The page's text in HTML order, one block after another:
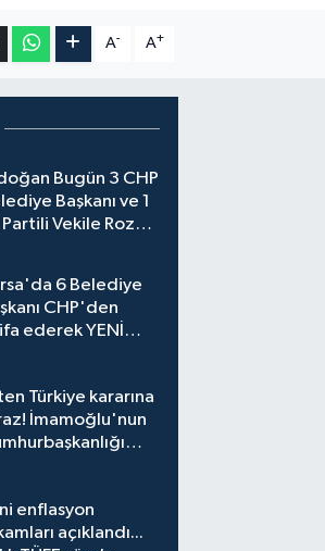
A- A+
Bugün 3 CHP
Başkanı ve 1
Partili Vekile Rozet
6 Belediye
CHP'den
ederek YENİ
Türkiye kararına
İmamoğlu'nun
mahkemeye
enflasyon
açıklandı...